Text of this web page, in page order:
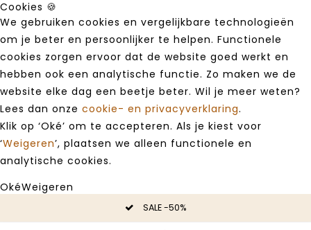
Cookies 🍪
We gebruiken cookies en vergelijkbare technologieën
om je beter en persoonlijker te helpen. Functionele
cookies zorgen ervoor dat de website goed werkt en
hebben ook een analytische functie. Zo maken we de
website elke dag een beetje beter. Wil je meer weten?
Lees dan onze cookie- en privacyverklaring.
Klik op ‘Oké’ om te accepteren. Als je kiest voor
‘Weigeren’, plaatsen we alleen functionele en
analytische cookies.
OkéWeigeren
SALE -50%